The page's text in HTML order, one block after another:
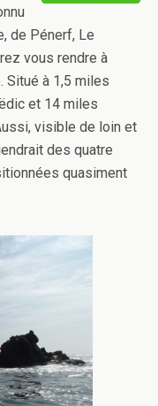
de Pénerf, Le
vous rendre à
Situé à 1,5 miles
et 14 miles
visible de loin et
des quatre
quasiment